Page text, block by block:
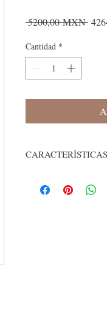
5200,00 MXN
Cantidad *
Peso: 9.1 Kg